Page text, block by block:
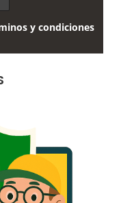
y condiciones